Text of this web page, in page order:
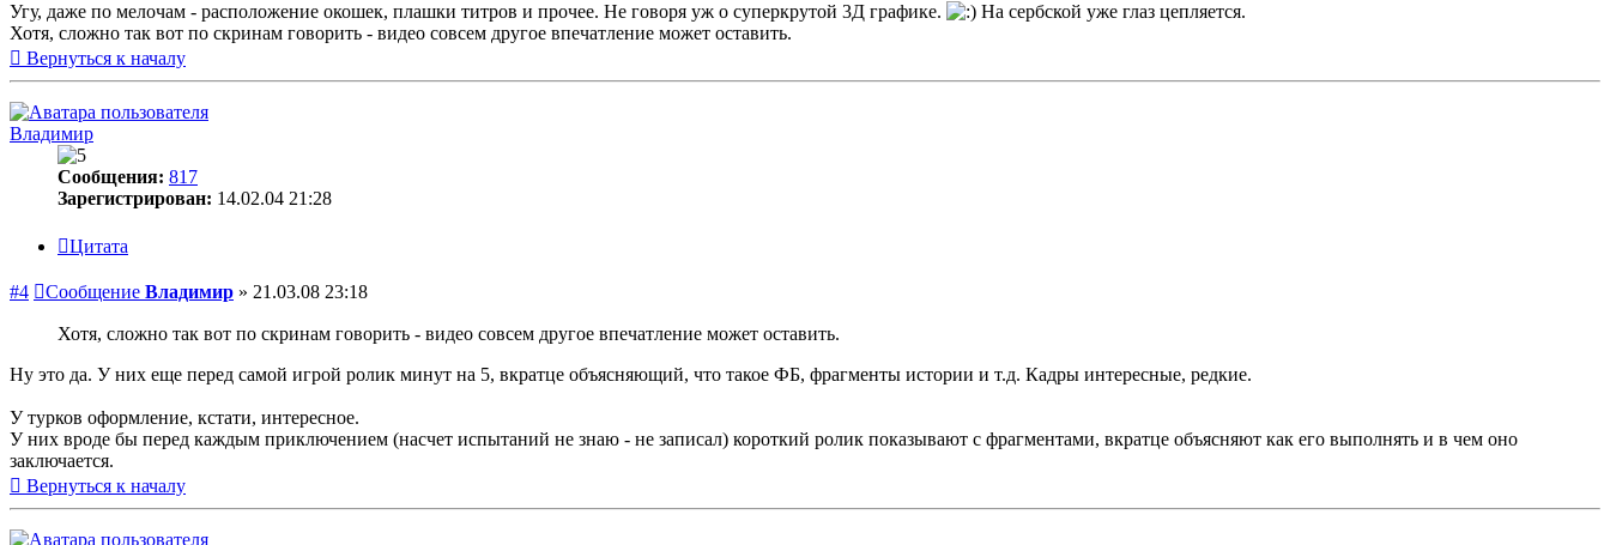
Угу, даже по мелочам - расположение окошек, плашки титров и прочее. Не говоря уж о суперкрутой 3Д графике.
На сербской уже глаз цепляется.
Хотя, сложно так вот по скринам говорить - видео совсем другое впечатление может оставить.
Вернуться к началу
Владимир
Сообщения: 817
Зарегистрирован: 14.02.04 21:28
Цитата
#4 Сообщение Владимир » 21.03.08 23:18
Хотя, сложно так вот по скринам говорить - видео совсем другое впечатление может оставить.
Ну это да. У них еще перед самой игрой ролик минут на 5, вкратце объясняющий, что такое ФБ, фрагменты истории и т.д. Кадры интересные, редкие.
У турков оформление, кстати, интересное.
У них вроде бы перед каждым приключением (насчет испытаний не знаю - не записал) короткий ролик показывают с фрагментами, вкратце объясняют как его выполнять и в чем оно
заключается.
Вернуться к началу